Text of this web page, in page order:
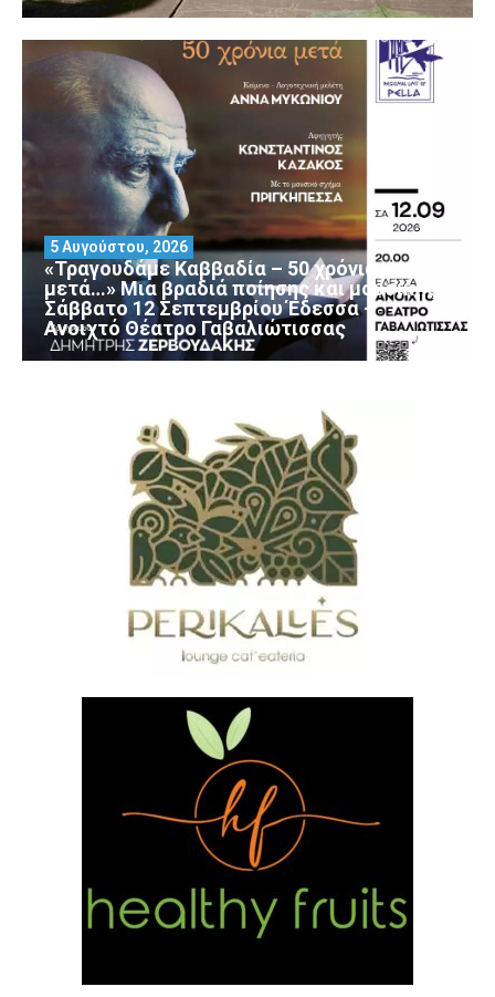
«Τραγουδάμε Καββαδία – 50 χρόνια
μετά…» Μια βραδιά ποίησης και μουσικής
Σάββατο 12 Σεπτεμβρίου Έδεσσα –
Ανοιχτό Θέατρο Γαβαλιώτισσας
5 Αυγούστου, 2026